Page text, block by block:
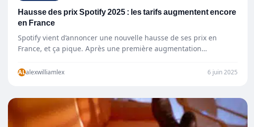
Hausse des prix Spotify 2025 : les tarifs augmentent encore
en France
Spotify vient d’annoncer une nouvelle hausse de ses prix en
France, et ça pique. Après une première augmentation…
ALalexwilliamlex 6 juin 2025